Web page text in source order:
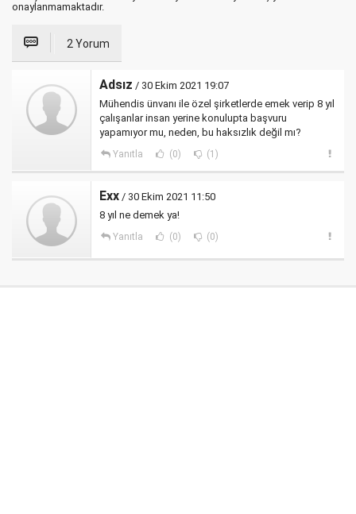
onaylanmamaktadır.
2 Yorum
Adsız / 30 Ekim 2021 19:07
Mühendis ünvanı ile özel şirketlerde emek verip 8 yıl
çalışanlar insan yerine konulupta başvuru
yapamıyor mu, neden, bu haksızlık değil mı?
Yanıtla (0) (1)
Exx / 30 Ekim 2021 11:50
8 yıl ne demek ya!
Yanıtla (0) (0)